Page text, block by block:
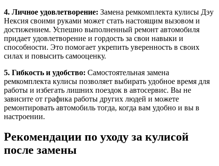
4. Личное удовлетворение: Замена ремкомплекта кулисы Дэу
Нексия своими руками может стать настоящим вызовом и
достижением. Успешно выполненный ремонт автомобиля
придает удовлетворение и гордость за свои навыки и
способности. Это помогает укрепить уверенность в своих
силах и повысить самооценку.
5. Гибкость и удобство: Самостоятельная замена
ремкомплекта кулисы позволяет выбирать удобное время для
работы и избегать лишних поездок в автосервис. Вы не
зависите от графика работы других людей и можете
ремонтировать автомобиль тогда, когда вам удобно и вы в
настроении.
Рекомендации по уходу за кулисой
после замены